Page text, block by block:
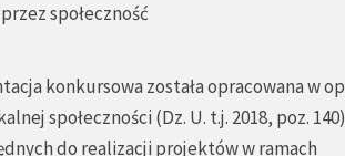
społeczność
konkursowa została opracowana w
społeczności (Dz. U. t.j. 2018, poz.
do realizacji projektów w ramach